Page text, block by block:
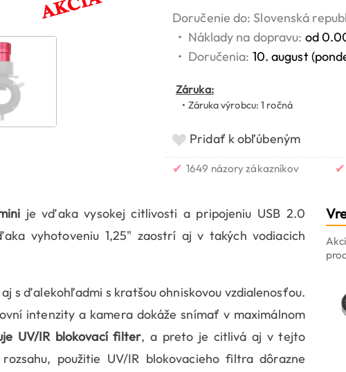
Doručenie do: Slovenská
• Náklady na dopravu: od
• Doručenia: 10. august
Záruka:
• Záruka výrobcu: 1 ročná
Pridať k obľúbeným
✔ 1649 názory zákazníkov ✔
je vďaka vysokej citlivosti a pripojeniu USB 2.0
vyhotoveniu 1,25" zaostrí aj v takých vodiacich
s ďalekohľadmi s kratšou ohniskovou vzdialenosťou.
intenzity a kamera dokáže snímať v maximálnom
UV/IR blokovací filter, a preto je citlivá aj v tejto
použitie UV/IR blokovacieho filtra dôrazne